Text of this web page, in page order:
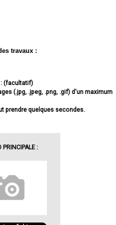
travaux :
: (facultatif)
(.jpg, .jpeg, .png, .gif) d'un maximum
prendre quelques secondes.
PRINCIPALE :